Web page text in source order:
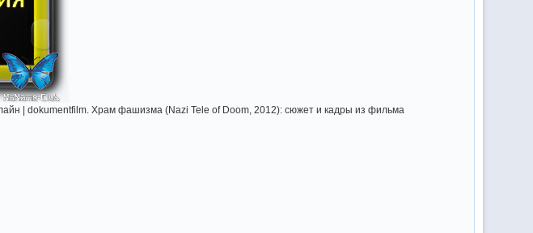
| dokumentfilm. Храм фашизма (Nazi Tele of Doom, 2012): сюжет и кадры из фильма